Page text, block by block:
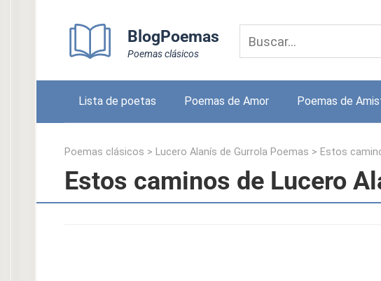
BlogPoemas
Poemas clásicos
Lista de poetas Poemas de Amor Poemas de
Poemas clásicos > Lucero Alanís de Gurrola Poemas > Estos
Estos caminos de Lucero